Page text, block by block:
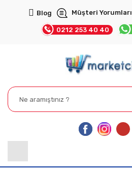
Blog Müşteri Yorumları
0212 253 40 40